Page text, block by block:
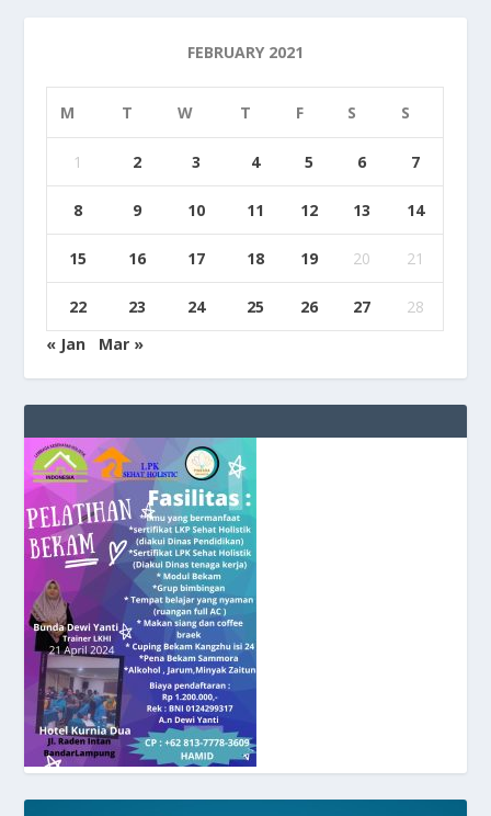
FEBRUARY 2021
M T W T F S S
1 2 3 4 5 6 7
8 9 10 11 12 13 14
15 16 17 18 19 20 21
22 23 24 25 26 27
28
« Jan
Mar »